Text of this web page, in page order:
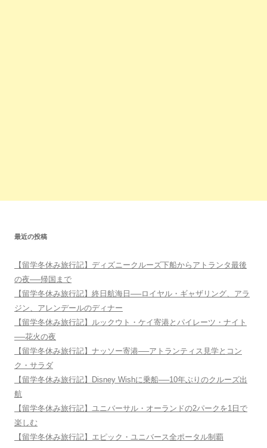
最近の投稿
【留学冬休み旅行記】ディズニークルーズ下船からアトランタ最後
の夜──帰国まで
【留学冬休み旅行記】終日航海日──ロイヤル・ギャザリング、アラ
ジン、アレンデールのディナー
【留学冬休み旅行記】ルックウト・ケイ寄港とパイレーツ・ナイト
──花火の夜
【留学冬休み旅行記】ナッソー寄港──アトランティス見学とコン
ク・サラダ
【留学冬休み旅行記】Disney Wishに乗船──10年ぶりのクルーズ出
航
【留学冬休み旅行記】ユニバーサル・オーランドの2パークを1日で
楽しむ
【留学冬休み旅行記】エピック・ユニバース全ポータル制覇